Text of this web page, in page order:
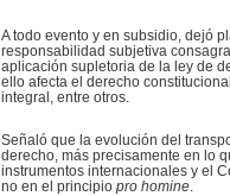
A todo evento y en subsidio, dejó
responsabilidad subjetiva
aplicación supletoria de la ley de
ello afecta el derecho
integral, entre otros.
Señaló que la evolución del
derecho, más precisamente en lo
instrumentos internacionales y el
no en el principio pro homine.